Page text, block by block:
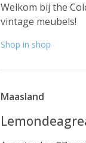
Welkom bij the
vintage meubels!
Shop in shop
Maasland